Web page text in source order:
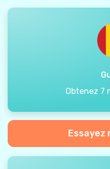
Obtenez 7
Essayez